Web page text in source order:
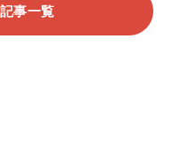
事一覧